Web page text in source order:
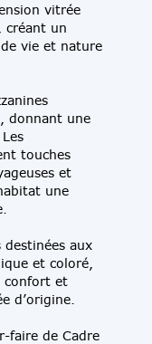
vitrée
créant un
vie et nature
donnant une
touches
et
une
destinées aux
et coloré,
confort et
d’origine.
faire de Cadre